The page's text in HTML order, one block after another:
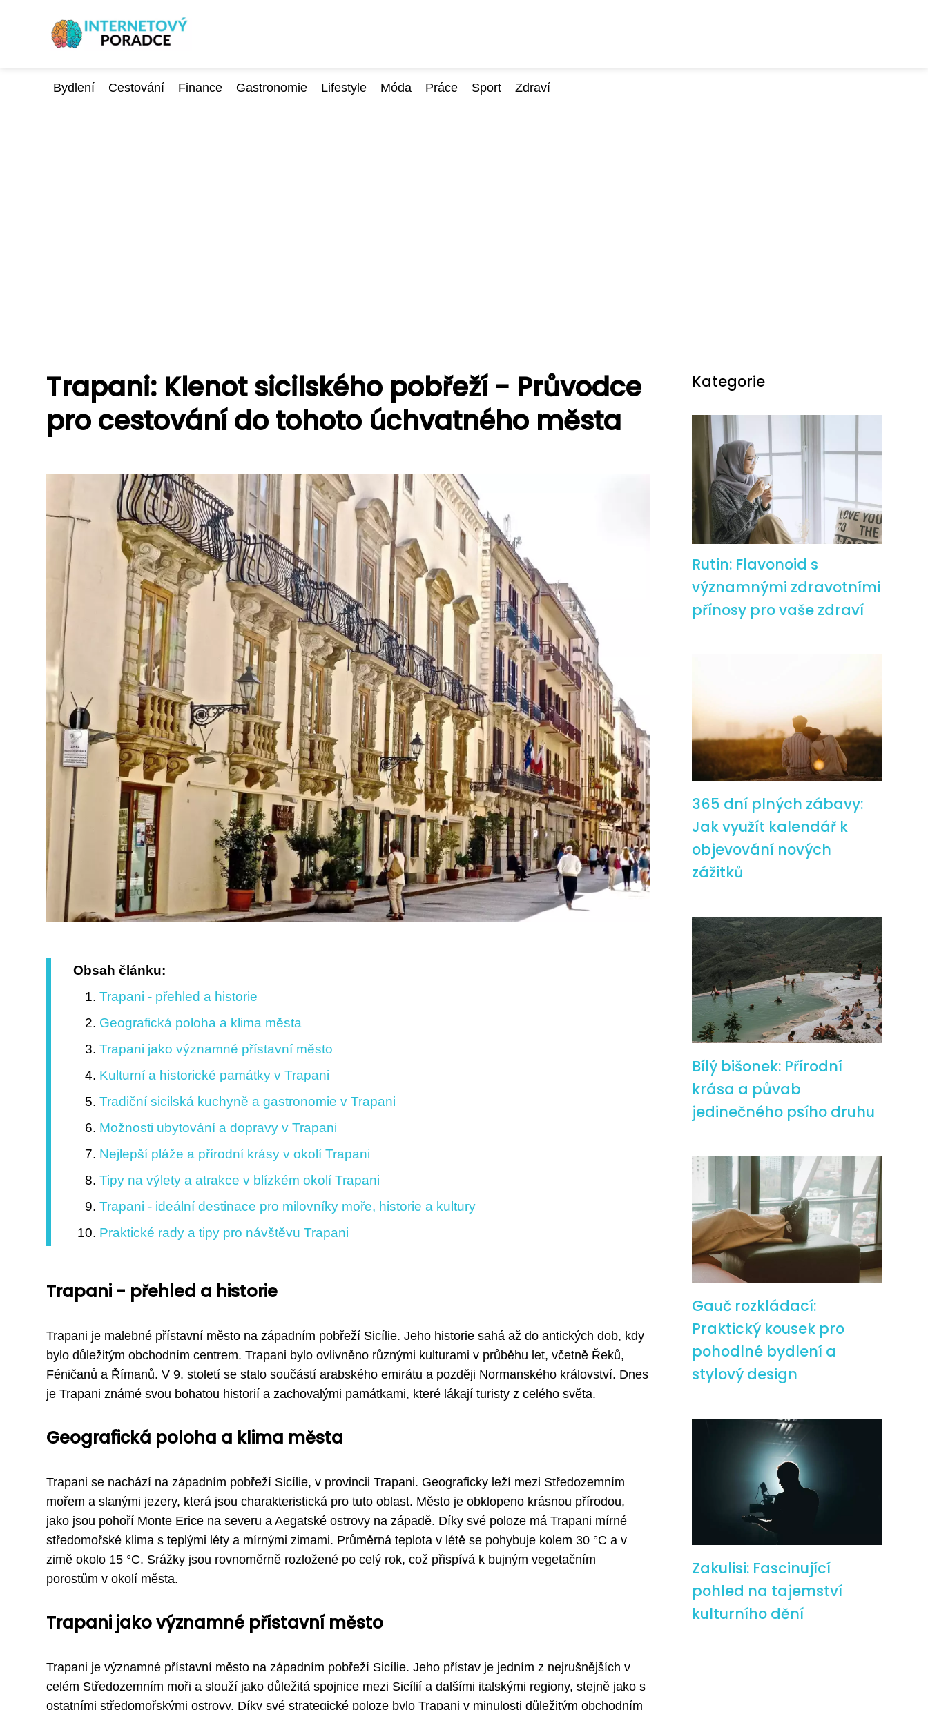
Bydlení Cestování Finance Gastronomie Lifestyle Móda Práce Sport Zdraví
Trapani: Klenot sicilského pobřeží - Průvodce
pro cestování do tohoto úchvatného města
Obsah článku:
Trapani - přehled a historie
Geografická poloha a klima města
Trapani jako významné přístavní město
Kulturní a historické památky v Trapani
Tradiční sicilská kuchyně a gastronomie v Trapani
Možnosti ubytování a dopravy v Trapani
Nejlepší pláže a přírodní krásy v okolí Trapani
Tipy na výlety a atrakce v blízkém okolí Trapani
Trapani - ideální destinace pro milovníky moře, historie a kultury
Praktické rady a tipy pro návštěvu Trapani
Trapani - přehled a historie
Trapani je malebné přístavní město na západním pobřeží Sicílie. Jeho historie sahá až do antických dob, kdy
bylo důležitým obchodním centrem. Trapani bylo ovlivněno různými kulturami v průběhu let, včetně Řeků,
Féničanů a Římanů. V 9. století se stalo součástí arabského emirátu a později Normanského království. Dnes
je Trapani známé svou bohatou historií a zachovalými památkami, které lákají turisty z celého světa.
Geografická poloha a klima města
Trapani se nachází na západním pobřeží Sicílie, v provincii Trapani. Geograficky leží mezi Středozemním
mořem a slanými jezery, která jsou charakteristická pro tuto oblast. Město je obklopeno krásnou přírodou,
jako jsou pohoří Monte Erice na severu a Aegatské ostrovy na západě. Díky své poloze má Trapani mírné
středomořské klima s teplými léty a mírnými zimami. Průměrná teplota v létě se pohybuje kolem 30 °C a v
zimě okolo 15 °C. Srážky jsou rovnoměrně rozložené po celý rok, což přispívá k bujným vegetačním
porostům v okolí města.
Trapani jako významné přístavní město
Trapani je významné přístavní město na západním pobřeží Sicílie. Jeho přístav je jedním z nejrušnějších v
celém Středozemním moři a slouží jako důležitá spojnice mezi Sicílií a dalšími italskými regiony, stejně jako s
ostatními středomořskými ostrovy. Díky své strategické poloze bylo Trapani v minulosti důležitým obchodním
Kategorie
Rutin: Flavonoid s
významnými zdravotními
přínosy pro vaše zdraví
365 dní plných zábavy:
Jak využít kalendář k
objevování nových
zážitků
Bílý bišonek: Přírodní
krása a půvab
jedinečného psího druhu
Gauč rozkládací:
Praktický kousek pro
pohodlné bydlení a
stylový design
Zakulisi: Fascinující
pohled na tajemství
kulturního dění